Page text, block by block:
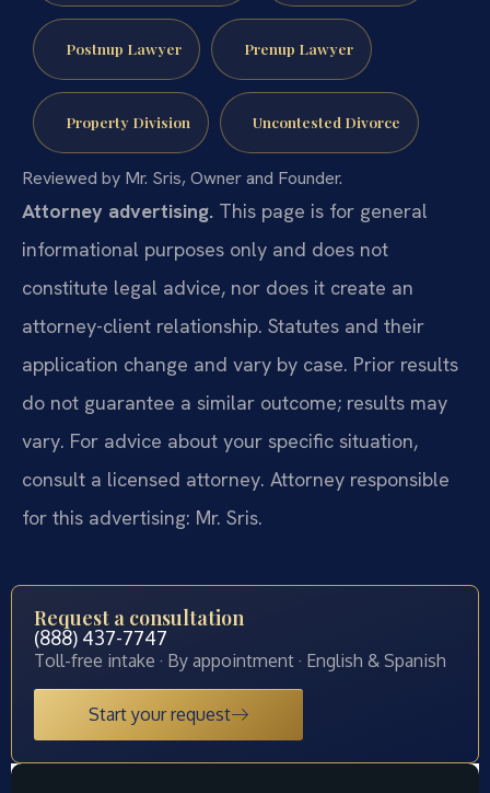
Postnup Lawyer Prenup Lawyer
Property Division Uncontested Divorce
Reviewed by Mr. Sris, Owner and Founder.
Attorney advertising. This page is for general
informational purposes only and does not
constitute legal advice, nor does it create an
attorney-client relationship. Statutes and their
application change and vary by case. Prior results
do not guarantee a similar outcome; results may
vary. For advice about your specific situation,
consult a licensed attorney. Attorney responsible
for this advertising: Mr. Sris.
Request a consultation
(888) 437-7747
Toll-free intake · By appointment · English & Spanish
Start your request